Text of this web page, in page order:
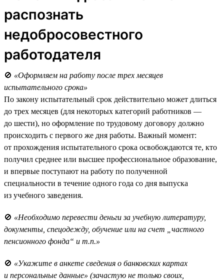
распознать
недобросовестного
работодателя
🚫 «Оформляем на работу после трех месяцев
испытательного срока»
По закону испытательный срок действительно может длиться
до трех месяцев (для некоторых категорий работников —
до шести), но оформление по трудовому договору должно
происходить с первого же дня работы. Важный момент:
от прохождения испытательного срока освобождаются те, кто
получил среднее или высшее профессиональное образование,
и впервые поступают на работу по полученной
специальности в течение одного года со дня выпуска
из учебного заведения.
🚫 «Необходимо перевести деньги за учебную литературу,
документы, спецодежду, обучение или на счет „частного
пенсионного фонда“ и т.п.»
🚫 «Укажите в анкете сведения о банковских картах
и персональные данные» (зачастую не только своих,